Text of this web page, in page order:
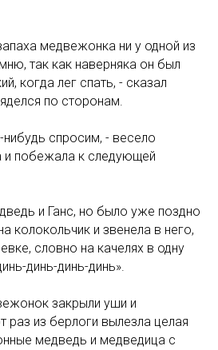
медвежонка ни у одной из
так как наверняка он был
когда лег спать, - сказал
по сторонам.
спросим, - весело
и побежала к следующей
и Ганс, но было уже поздно
колокольчик и звенела в него,
словно на качелях в одну
динь-динь-динь».
закрыли уши и
раз из берлоги вылезла целая
медведь и медведица с